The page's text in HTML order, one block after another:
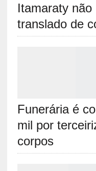
Itamaraty não
translado de
Funerária é
mil por
corpos